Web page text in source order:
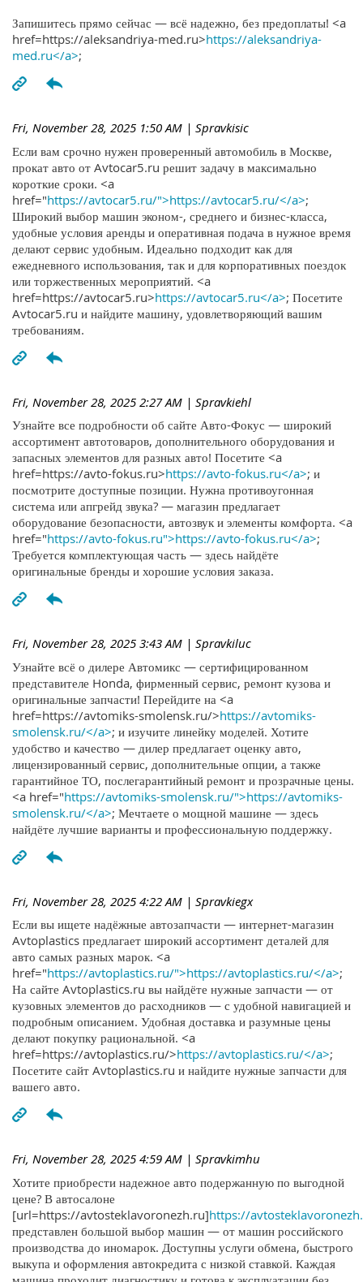
Запишитесь прямо сейчас — всё надежно, без предоплаты! <a
href=https://aleksandriya-med.ru>https://aleksandriya-
med.ru</a>;
Fri, November 28, 2025 1:50 AM | Spravkisic
Если вам срочно нужен проверенный автомобиль в Москве,
прокат авто от Avtocar5.ru решит задачу в максимально
короткие сроки. <a
href="https://avtocar5.ru/">https://avtocar5.ru/</a>;
Широкий выбор машин эконом-, среднего и бизнес-класса,
удобные условия аренды и оперативная подача в нужное время
делают сервис удобным. Идеально подходит как для
ежедневного использования, так и для корпоративных поездок
или торжественных мероприятий. <a
href=https://avtocar5.ru>https://avtocar5.ru</a>; Посетите
Avtocar5.ru и найдите машину, удовлетворяющий вашим
требованиям.
Fri, November 28, 2025 2:27 AM | Spravkiehl
Узнайте все подробности об сайте Авто-Фокус — широкий
ассортимент автотоваров, дополнительного оборудования и
запасных элементов для разных авто! Посетите <a
href=https://avto-fokus.ru>https://avto-fokus.ru</a>; и
посмотрите доступные позиции. Нужна противоугонная
система или апгрейд звука? — магазин предлагает
оборудование безопасности, автозвук и элементы комфорта. <a
href="https://avto-fokus.ru">https://avto-fokus.ru</a>;
Требуется комплектующая часть — здесь найдёте
оригинальные бренды и хорошие условия заказа.
Fri, November 28, 2025 3:43 AM | Spravkiluc
Узнайте всё о дилере Автомикс — сертифицированном
представителе Honda, фирменный сервис, ремонт кузова и
оригинальные запчасти! Перейдите на <a
href=https://avtomiks-smolensk.ru/>https://avtomiks-
smolensk.ru/</a>; и изучите линейку моделей. Хотите
удобство и качество — дилер предлагает оценку авто,
лицензированный сервис, дополнительные опции, а также
гарантийное ТО, послегарантийный ремонт и прозрачные цены.
<a href="https://avtomiks-smolensk.ru/">https://avtomiks-
smolensk.ru/</a>; Мечтаете о мощной машине — здесь
найдёте лучшие варианты и профессиональную поддержку.
Fri, November 28, 2025 4:22 AM | Spravkiegx
Если вы ищете надёжные автозапчасти — интернет-магазин
Avtoplastics предлагает широкий ассортимент деталей для
авто самых разных марок. <a
href="https://avtoplastics.ru/">https://avtoplastics.ru/</a>;
На сайте Avtoplastics.ru вы найдёте нужные запчасти — от
кузовных элементов до расходников — с удобной навигацией и
подробным описанием. Удобная доставка и разумные цены
делают покупку рациональной. <a
href=https://avtoplastics.ru/>https://avtoplastics.ru/</a>;
Посетите сайт Avtoplastics.ru и найдите нужные запчасти для
вашего авто.
Fri, November 28, 2025 4:59 AM | Spravkimhu
Хотите приобрести надежное авто подержанную по выгодной
цене? В автосалоне
[url=https://avtosteklavoronezh.ru]https://
представлен большой выбор машин — от машин российского
производства до иномарок. Доступны услуги обмена, быстрого
выкупа и оформления автокредита с низкой ставкой. Каждая